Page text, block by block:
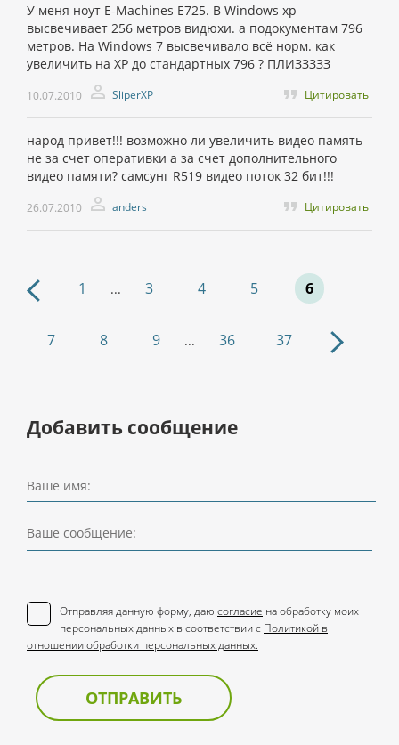
У меня ноут E-Machines E725. В Windows xp
высвечивает 256 метров видюхи. а подокументам 796
метров. На Windows 7 высвечивало всё норм. как
увеличить на XP до стандартных 796 ? ПЛИЗЗЗЗЗ
10.07.2010 SliperXP Цитировать
народ привет!!! возможно ли увеличить видео память
не за счет оперативки а за счет дополнительного
видео памяти? самсунг R519 видео поток 32 бит!!!
26.07.2010 anders Цитировать
1 ... 3 4 5 6
7 8 9 ... 36 37
Добавить сообщение
Ваше имя:
Ваше сообщение:
Отправляя данную форму, даю согласие на обработку моих
персональных данных в соответствии с Политикой в
отношении обработки персональных данных.
ОТПРАВИТЬ